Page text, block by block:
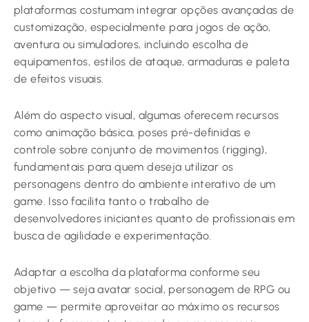
plataformas costumam integrar opções avançadas de
customização, especialmente para jogos de ação,
aventura ou simuladores, incluindo escolha de
equipamentos, estilos de ataque, armaduras e paleta
de efeitos visuais.
Além do aspecto visual, algumas oferecem recursos
como animação básica, poses pré-definidas e
controle sobre conjunto de movimentos (rigging),
fundamentais para quem deseja utilizar os
personagens dentro do ambiente interativo de um
game. Isso facilita tanto o trabalho de
desenvolvedores iniciantes quanto de profissionais em
busca de agilidade e experimentação.
Adaptar a escolha da plataforma conforme seu
objetivo — seja avatar social, personagem de RPG ou
game — permite aproveitar ao máximo os recursos